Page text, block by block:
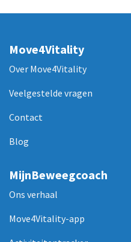
Move4Vitality
Over Move4Vitality
Veelgestelde vragen
Contact
Blog
MijnBeweegcoach
Ons verhaal
Move4Vitality-app